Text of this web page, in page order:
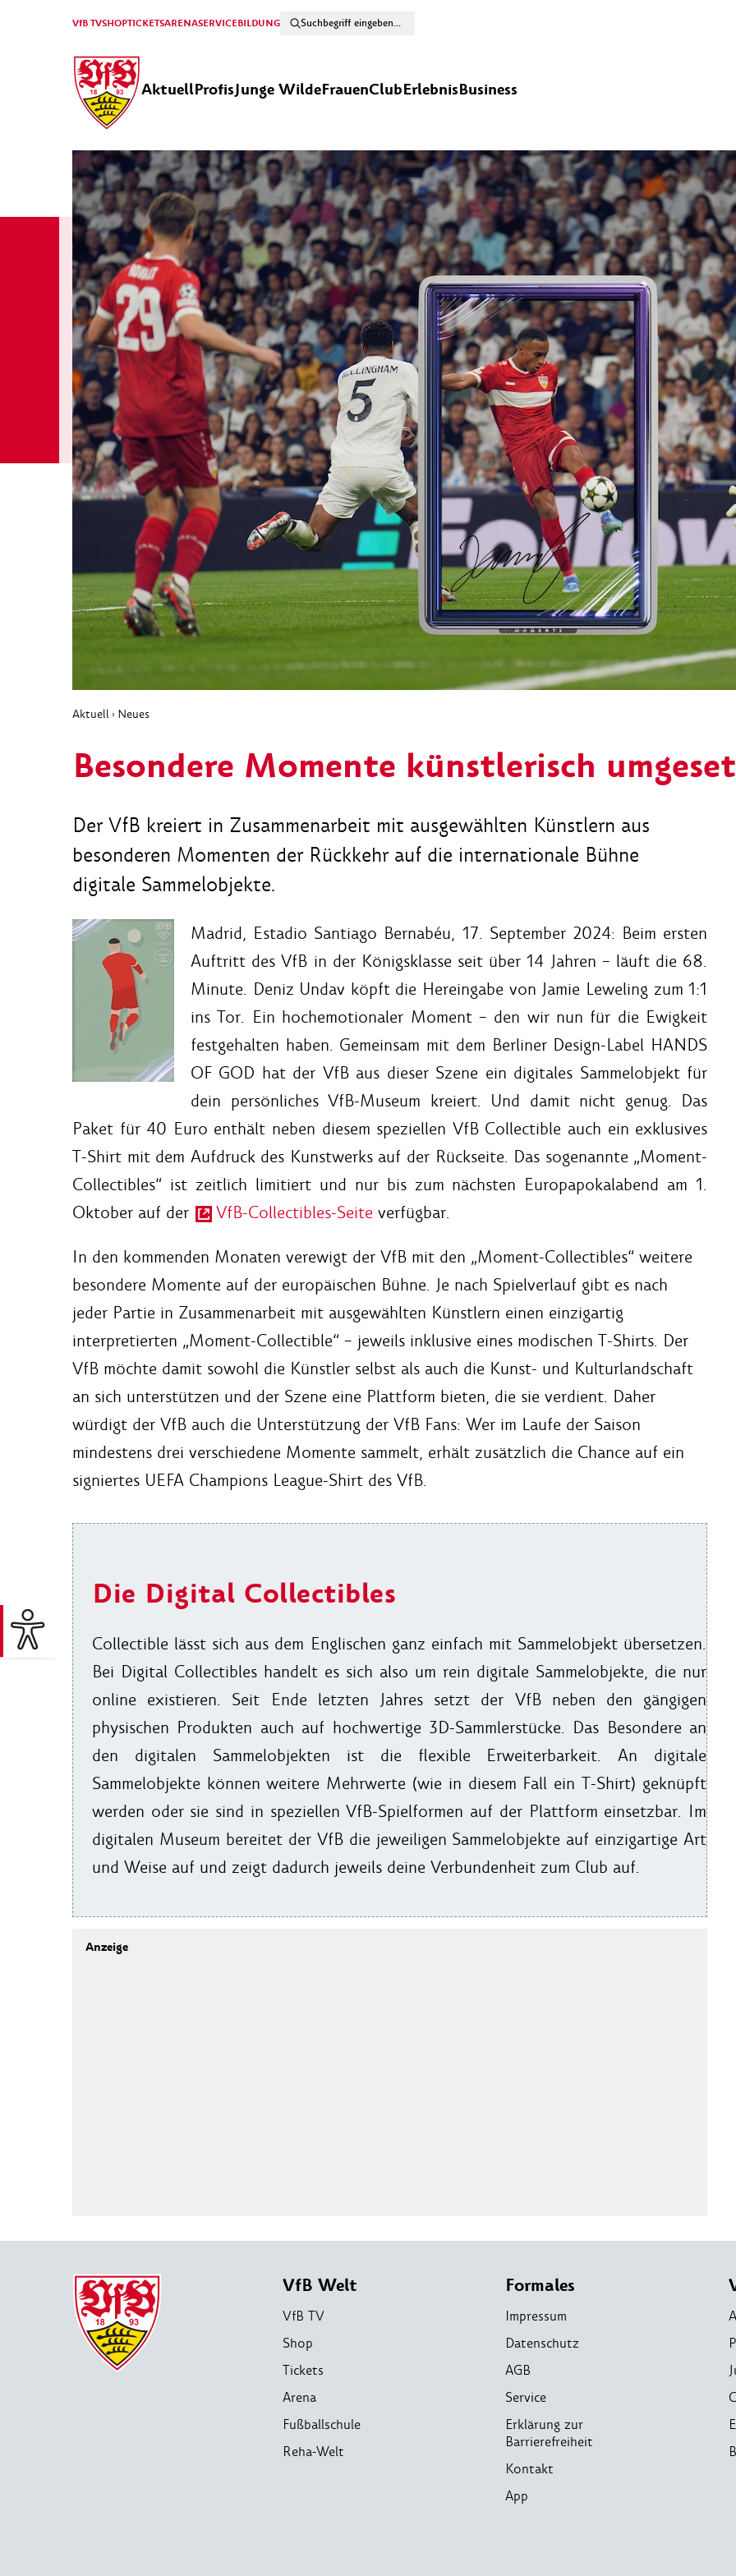
VfB TVSHOPTICKETSARENASERVICEBILDUNG
AktuellProfisJunge WildeFrauenClubErlebnisBusiness
Aktuell › Neues
Besondere Momente künstlerisch
Der VfB kreiert in Zusammenarbeit mit ausgewählten Künstlern aus
besonderen Momenten der Rückkehr auf die internationale Bühne
digitale Sammelobjekte.
Madrid, Estadio Santiago Bernabéu, 17. September 2024: Beim ersten
Auftritt des VfB in der Königsklasse seit über 14 Jahren – läuft die 68.
Minute. Deniz Undav köpft die Hereingabe von Jamie Leweling zum 1:1
ins Tor. Ein hochemotionaler Moment – den wir nun für die Ewigkeit
festgehalten haben. Gemeinsam mit dem Berliner Design-Label HANDS
OF GOD hat der VfB aus dieser Szene ein digitales Sammelobjekt für
dein persönliches VfB-Museum kreiert. Und damit nicht genug. Das
Paket für 40 Euro enthält neben diesem speziellen VfB Collectible auch ein exklusives
T-Shirt mit dem Aufdruck des Kunstwerks auf der Rückseite. Das sogenannte „Moment-
Collectibles“ ist zeitlich limitiert und nur bis zum nächsten Europapokalabend am 1.
Oktober auf der
VfB-Collectibles-Seite verfügbar.
In den kommenden Monaten verewigt der VfB mit den „Moment-Collectibles“ weitere
besondere Momente auf der europäischen Bühne. Je nach Spielverlauf gibt es nach
jeder Partie in Zusammenarbeit mit ausgewählten Künstlern einen einzigartig
interpretierten „Moment-Collectible“ – jeweils inklusive eines modischen T-Shirts. Der
VfB möchte damit sowohl die Künstler selbst als auch die Kunst- und Kulturlandschaft
an sich unterstützen und der Szene eine Plattform bieten, die sie verdient. Daher
würdigt der VfB auch die Unterstützung der VfB Fans: Wer im Laufe der Saison
mindestens drei verschiedene Momente sammelt, erhält zusätzlich die Chance auf ein
signiertes UEFA Champions League-Shirt des VfB.
Die Digital Collectibles
Collectible lässt sich aus dem Englischen ganz einfach mit Sammelobjekt übersetzen.
Bei Digital Collectibles handelt es sich also um rein digitale Sammelobjekte, die nur
online existieren. Seit Ende letzten Jahres setzt der VfB neben den gängigen
physischen Produkten auch auf hochwertige 3D-Sammlerstücke. Das Besondere an
den digitalen Sammelobjekten ist die flexible Erweiterbarkeit. An digitale
Sammelobjekte können weitere Mehrwerte (wie in diesem Fall ein T-Shirt) geknüpft
werden oder sie sind in speziellen VfB-Spielformen auf der Plattform einsetzbar. Im
digitalen Museum bereitet der VfB die jeweiligen Sammelobjekte auf einzigartige Art
und Weise auf und zeigt dadurch jeweils deine Verbundenheit zum Club auf.
VfB Welt
VfB TV
Shop
Tickets
Arena
Fußballschule
Reha-Welt
Formales
Impressum
Datenschutz
AGB
Service
Erklärung zur
Barrierefreiheit
Kontakt
App